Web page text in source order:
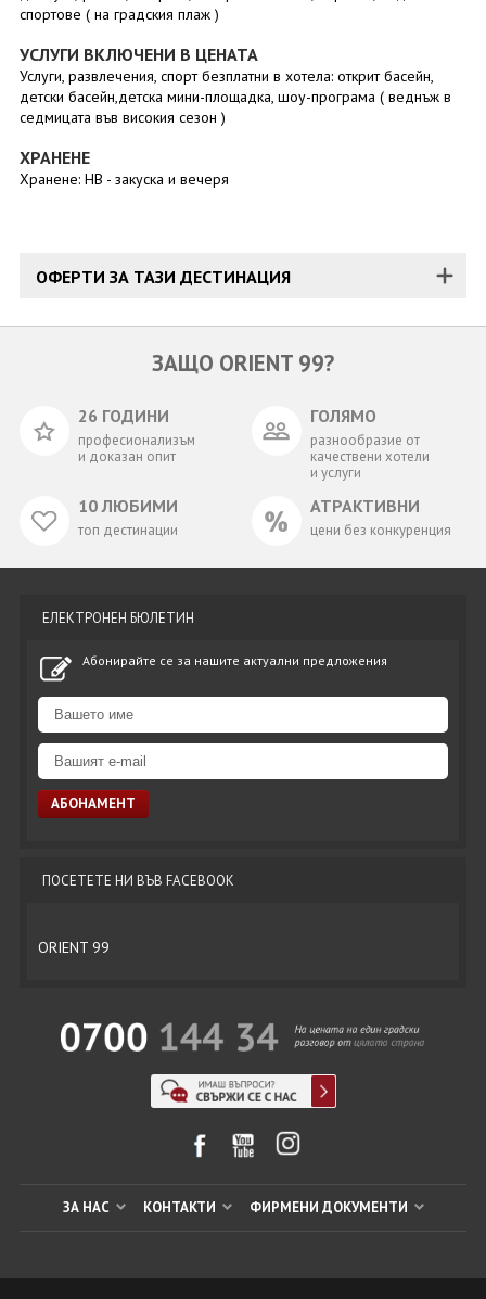
спортове ( на градския плаж )
УСЛУГИ ВКЛЮЧЕНИ В ЦЕНАТА
Услуги, развлечения, спорт безплатни в хотела: открит басейн,
детски басейн,детска мини-площадка, шоу-програма ( веднъж в
седмицата във високия сезон )
ХРАНЕНЕ
Хранене: HB - закуска и вечеря
ОФЕРТИ ЗА ТАЗИ ДЕСТИНАЦИЯ
ЗАЩО ORIENT 99?
26 ГОДИНИ
професионализъм
и доказан опит
ГОЛЯМО
разнообразие от
качествени хотели
и услуги
10 ЛЮБИМИ
топ дестинации
АТРАКТИВНИ
цени без конкуренция
ЕЛЕКТРОНЕН БЮЛЕТИН
Абонирайте се за нашите актуални предложения
ПОСЕТЕТЕ НИ ВЪВ FACEBOOK
ORIENT 99
ЗА НАС КОНТАКТИ ФИРМЕНИ ДОКУМЕНТИ